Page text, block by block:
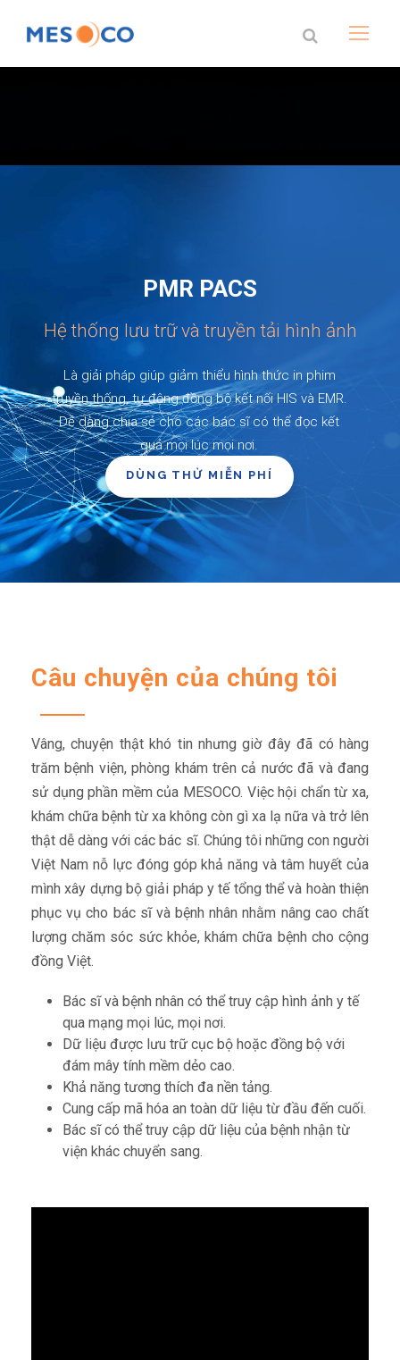
PMR PACS
Là giải pháp giúp giảm thiểu hình thức in phim
truyền thống, tự động đồng bộ kết nối HIS và EMR.
Dễ dàng chia sẻ cho các bác sĩ có thể đọc kết
quả mọi lúc mọi nơi.
Hệ thống lưu trữ và truyền tải hình ảnh
DÙNG THỬ MIỄN PHÍ
Câu chuyện của chúng tôi
Vâng, chuyện thật khó tin nhưng giờ đây đã có hàng
trăm bệnh viện, phòng khám trên cả nước đã và đang
sử dụng phần mềm của MESOCO. Việc hội chẩn từ xa,
khám chữa bệnh từ xa không còn gì xa lạ nữa và trở lên
thật dễ dàng với các bác sĩ. Chúng tôi những con người
Việt Nam nỗ lực đóng góp khả năng và tâm huyết của
mình xây dựng bộ giải pháp y tế tổng thể và hoàn thiện
phục vụ cho bác sĩ và bệnh nhân nhằm nâng cao chất
lượng chăm sóc sức khỏe, khám chữa bệnh cho cộng
đồng Việt.
Bác sĩ và bệnh nhân có thể truy cập hình ảnh y tế
qua mạng mọi lúc, mọi nơi.
Dữ liệu được lưu trữ cục bộ hoặc đồng bộ với
đám mây tính mềm dẻo cao.
Khả năng tương thích đa nền tảng.
Cung cấp mã hóa an toàn dữ liệu từ đầu đến cuối.
Bác sĩ có thể truy cập dữ liệu của bệnh nhận từ
viện khác chuyển sang.